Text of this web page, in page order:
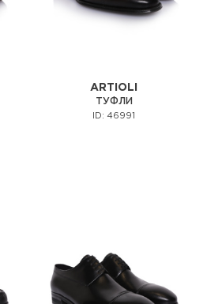
ARTIOLI
ТУФЛИ
ID: 46991